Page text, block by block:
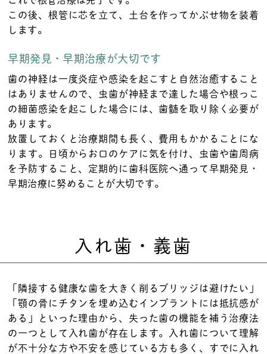
この後、根管に芯を立て、土台を作ってかぶせ物を装着
します。
早期発見・早期治療が大切です
歯の神経は一度炎症や感染を起こすと自然治癒すること
はありませんので、虫歯が神経まで達した場合や根っこ
の細菌感染を起こした場合には、歯髄を取り除く必要が
あります。
放置しておくと治療期間も長く、費用もかかることにな
ります。日頃からお口のケアに気を付け、虫歯や歯周病
を予防すること、定期的に歯科医院へ通って早期発見・
早期治療に努めることが大切です。
入れ歯・義歯
「隣接する健康な歯を大きく削るブリッジは避けたい」
「顎の骨にチタンを埋め込むインプラントには抵抗感が
ある」といった理由から、失った歯の機能を補う治療法
の一つとして入れ歯が存在します。入れ歯について理解
が不十分な方や不安を感じている方も多く、すでに入れ